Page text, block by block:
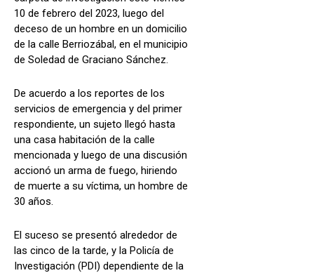
10 de febrero del 2023, luego del
deceso de un hombre en un domicilio
de la calle Berriozábal, en el municipio
de Soledad de Graciano Sánchez.
De acuerdo a los reportes de los
servicios de emergencia y del primer
respondiente, un sujeto llegó hasta
una casa habitación de la calle
mencionada y luego de una discusión
accionó un arma de fuego, hiriendo
de muerte a su víctima, un hombre de
30 años.
El suceso se presentó alrededor de
las cinco de la tarde, y la Policía de
Investigación (PDI) dependiente de la